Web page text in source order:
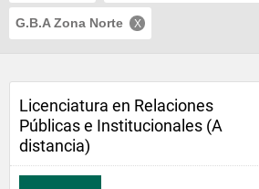
G.B.A Zona Norte
Licenciatura en Relaciones
Públicas e Institucionales (A
distancia)